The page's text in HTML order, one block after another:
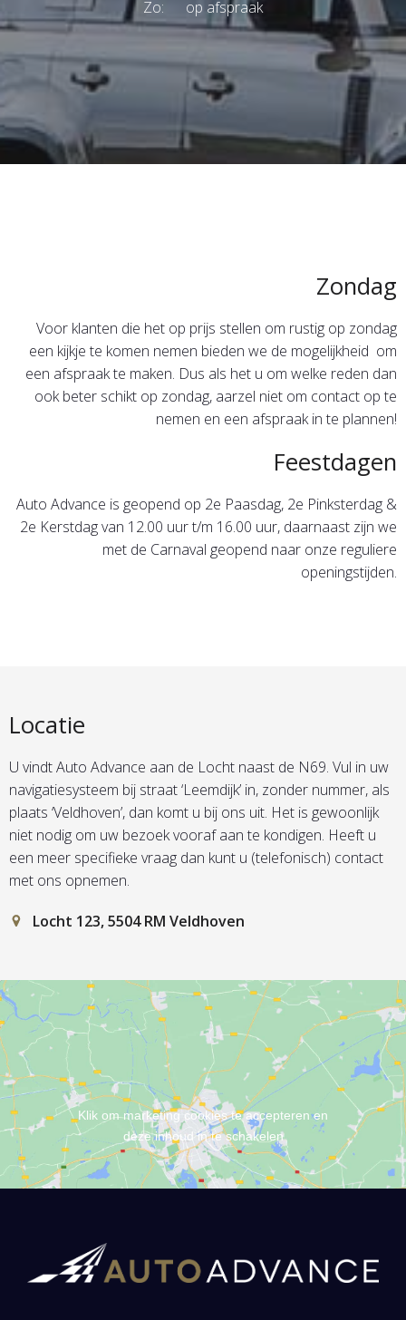
Zo: op afspraak
Zondag
Voor klanten die het op prijs stellen om rustig op zondag
een kijkje te komen nemen bieden we de mogelijkheid om
een afspraak te maken. Dus als het u om welke reden dan
ook beter schikt op zondag, aarzel niet om contact op te
nemen en een afspraak in te plannen!
Feestdagen
Auto Advance is geopend op 2e Paasdag, 2e Pinksterdag &
2e Kerstdag van 12.00 uur t/m 16.00 uur, daarnaast zijn we
met de Carnaval geopend naar onze reguliere
openingstijden.
Locatie
U vindt Auto Advance aan de Locht naast de N69. Vul in uw
navigatiesysteem bij straat ‘Leemdijk’ in, zonder nummer, als
plaats ‘Veldhoven’, dan komt u bij ons uit. Het is gewoonlijk
niet nodig om uw bezoek vooraf aan te kondigen. Heeft u
een meer specifieke vraag dan kunt u (telefonisch) contact
met ons opnemen.
Locht 123, 5504 RM Veldhoven
Klik om marketing cookies te accepteren en
deze inhoud in te schakelen